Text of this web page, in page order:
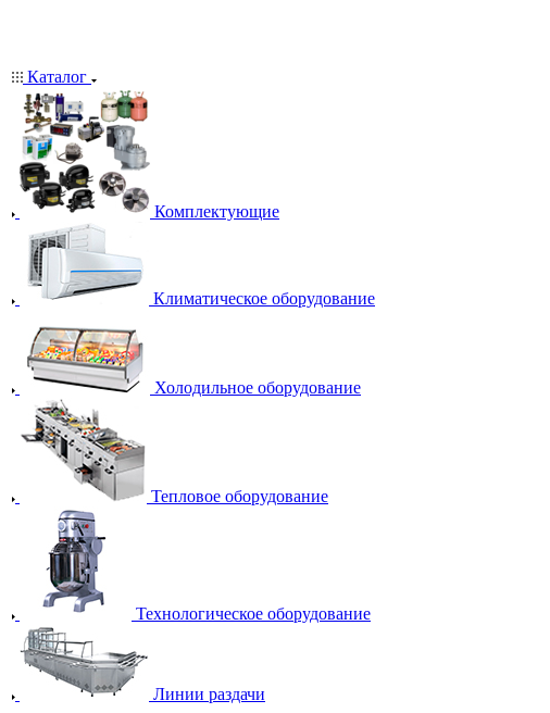
Каталог
Комплектующие
Климатическое оборудование
Холодильное оборудование
Тепловое оборудование
Технологическое оборудование
Линии раздачи